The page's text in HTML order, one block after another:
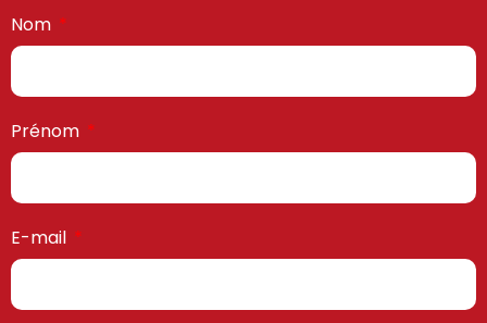
Nom
Prénom
E-mail